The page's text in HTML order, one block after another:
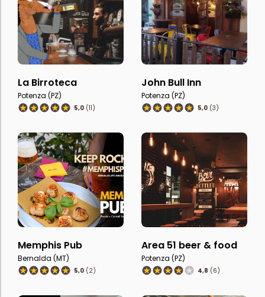
La Birroteca
Potenza (PZ)
5,0 (11)
John Bull Inn
Potenza (PZ)
5,0 (3)
Memphis Pub
Bernalda (MT)
5,0 (2)
Area 51 beer & food
Potenza (PZ)
4,8 (6)